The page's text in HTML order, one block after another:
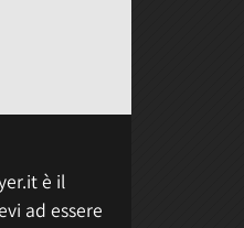
è il
ad essere